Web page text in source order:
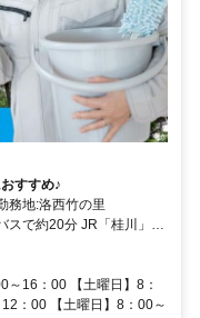
すすめ♪
務地:洛西竹の里
スで約20分 JR「桂川」駅
16：00 【土曜日】8：
：00 【土曜日】8：00～